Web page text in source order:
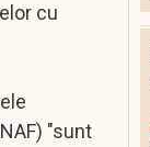
cu
"sunt